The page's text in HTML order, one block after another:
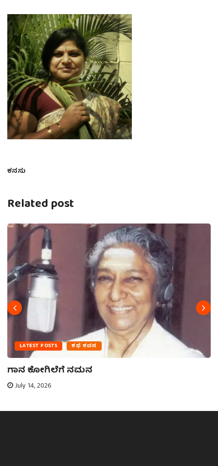
ಕನಸು
Related post
LATEST POSTS ಕಥೆ ಕವನ
ಗಾನ ಕೋಗಿಲೆಗೆ ನಮನ
July 14, 2026